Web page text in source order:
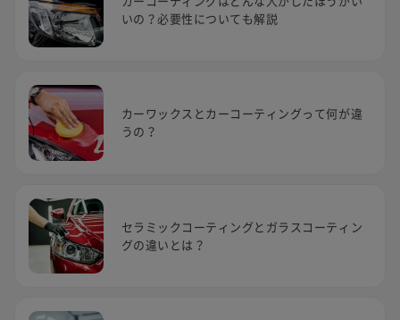
いの？必要性についても解説
カーワックスとカーコーティングって何が違
うの？
セラミックコーティングとガラスコーティン
グの違いとは？